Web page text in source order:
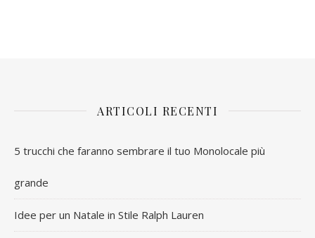
ARTICOLI RECENTI
5 trucchi che faranno sembrare il tuo Monolocale più
grande
Idee per un Natale in Stile Ralph Lauren